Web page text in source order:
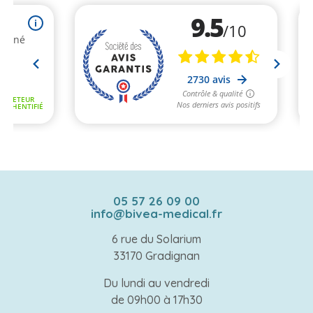
05 57 26 09 00
info@bivea-medical.fr
6 rue du Solarium
33170 Gradignan
Du lundi au vendredi
de 09h00 à 17h30